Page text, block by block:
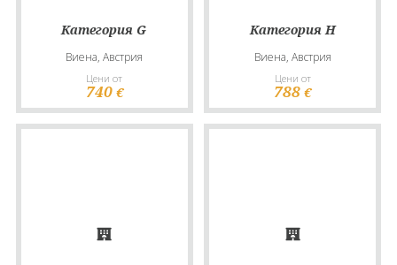
Категория G
Виена, Австрия
Цени от
740 €
Категория H
Виена, Австрия
Цени от
788 €